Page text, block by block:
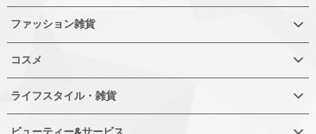
ファッション雑貨
コスメ
ライフスタイル・雑貨